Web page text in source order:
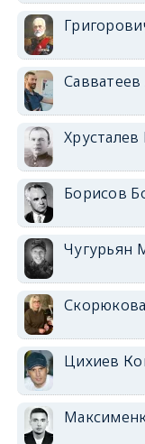
Борисов
Чугурьян
Цихиев